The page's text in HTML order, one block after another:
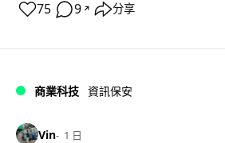
75 9 ↗ 分享
商業科技 資訊保安
Vin 1 日